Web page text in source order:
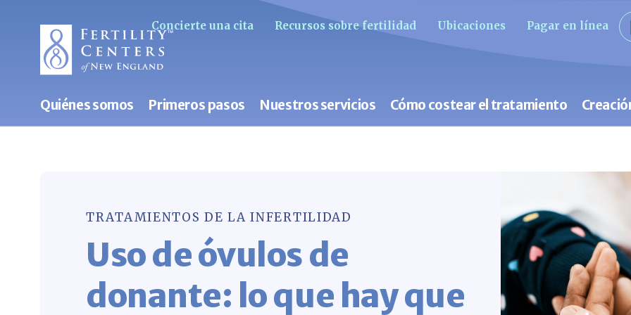
Concierte una cita Recursos sobre fertilidad Ubicaciones Pagar en línea
Quiénes somos Primeros pasos Nuestros servicios Cómo costear el tratamiento
TRATAMIENTOS DE LA INFERTILIDAD
Uso de óvulos de
donante: lo que hay que